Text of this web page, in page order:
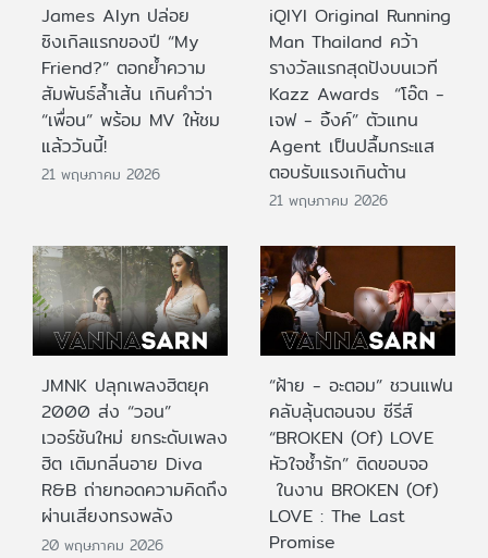
James Alyn ปล่อย
ซิงเกิลแรกของปี “My
Friend?” ตอกย้ำความ
สัมพันธ์ล้ำเส้น เกินคำว่า
“เพื่อน” พร้อม MV ให้ชม
แล้ววันนี้!
21 พฤษภาคม 2026
iQIYI Original Running
Man Thailand คว้า
รางวัลแรกสุดปังบนเวที
Kazz Awards “โอ๊ต -
เจฟ - อิ้งค์” ตัวแทน
Agent เป็นปลื้มกระแส
ตอบรับแรงเกินต้าน
21 พฤษภาคม 2026
JMNK ปลุกเพลงฮิตยุค
2000 ส่ง “วอน”
เวอร์ชันใหม่ ยกระดับเพลง
ฮิต เติมกลิ่นอาย Diva
R&B ถ่ายทอดความคิดถึง
ผ่านเสียงทรงพลัง
20 พฤษภาคม 2026
“ฝ้าย - อะตอม” ชวนแฟน
คลับลุ้นตอนจบ ซีรีส์
“BROKEN (Of) LOVE
หัวใจช้ำรัก” ติดขอบจอ
ในงาน BROKEN (Of)
LOVE : The Last
Promise